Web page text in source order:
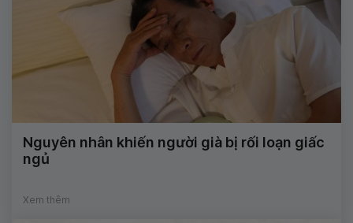
Nguyên nhân khiến người già bị rối loạn giấc
ngủ
Xem thêm